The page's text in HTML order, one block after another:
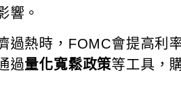
響。
過熱時，FOMC會提高利
過量化寬鬆政策等工具，